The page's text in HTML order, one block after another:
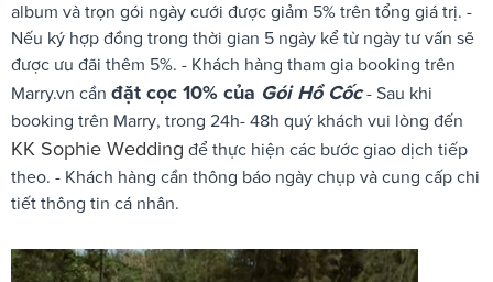
album và trọn gói ngày cưới được giảm 5% trên tổng giá trị. -
Nếu ký hợp đồng trong thời gian 5 ngày kể từ ngày tư vấn sẽ
được ưu đãi thêm 5%. - Khách hàng tham gia booking trên
Marry.vn cần đặt cọc 10% của Gói Hồ Cốc- Sau khi
booking trên Marry, trong 24h- 48h quý khách vui lòng đến
KK Sophie Wedding để thực hiện các bước giao dịch tiếp
theo. - Khách hàng cần thông báo ngày chụp và cung cấp chi
tiết thông tin cá nhân.